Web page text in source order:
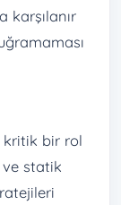
karşılanır
kritik bir rol
ve statik